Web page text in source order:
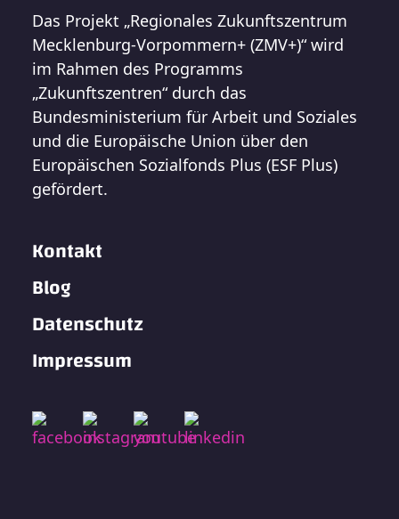
Das Projekt „Regionales Zukunftszentrum
Mecklenburg-Vorpommern+ (ZMV+)“ wird
im Rahmen des Programms
„Zukunftszentren“ durch das
Bundesministerium für Arbeit und Soziales
und die Europäische Union über den
Europäischen Sozialfonds Plus (ESF Plus)
gefördert.
Kontakt
Blog
Datenschutz
Impressum